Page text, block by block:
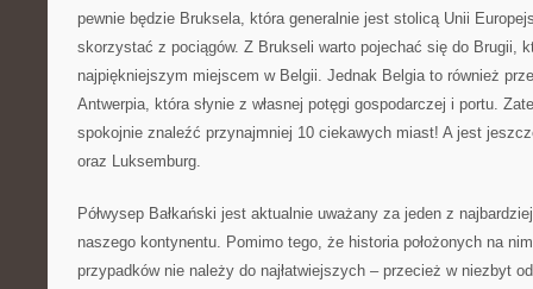
pewnie będzie Bruksela, która generalnie jest stolicą Unii
skorzystać z pociągów. Z Brukseli warto pojechać się do Brugii,
najpiękniejszym miejscem w Belgii. Jednak Belgia to również
Antwerpia, która słynie z własnej potęgi gospodarczej i portu.
spokojnie znaleźć przynajmniej 10 ciekawych miast! A jest
oraz Luksemburg.
Półwysep Bałkański jest aktualnie uważany za jeden z
naszego kontynentu. Pomimo tego, że historia położonych na
przypadków nie należy do najłatwiejszych – przecież w niezbyt